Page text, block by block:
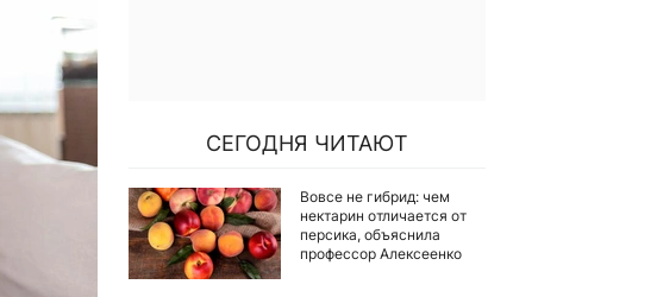
СЕГОДНЯ ЧИТАЮТ
Вовсе не гибрид: чем
нектарин отличается от
персика, объяснила
профессор Алексеенко